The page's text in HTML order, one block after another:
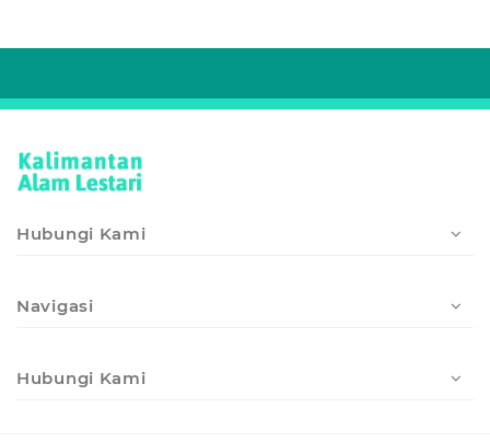
Hubungi Kami
Navigasi
Hubungi Kami